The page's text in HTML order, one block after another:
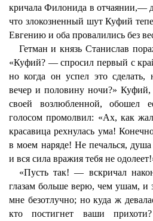
кричала Филонида в отчаянии,—
что злокозненный шут Куфий
Евгению и оба провалились без
Гетман и князь Станислав
«Куфий? — спросил первый с
но когда он успел это
вечер и половину ночи?»
своей возлюбленной, обошел
голосом промолвил: «Ах, как
красавица рехнулась ума!
в моем наряде! Не печалься,
и вся сила вражия тебя не
«Пусть так! — вскричал
глазам больше верю, чем ушам,
мне безотлучно; но куда ж
кто постигнет ваши